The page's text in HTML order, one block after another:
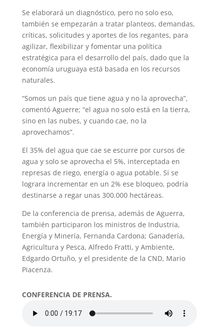
Se elaborará un diagnóstico, pero no solo eso,
también se empezarán a tratar planteos, demandas,
críticas, solicitudes y aportes de los regantes, para
agilizar, flexibilizar y fomentar una política
estratégica para el desarrollo del país, dado que la
economía uruguaya está basada en los recursos
naturales.
“Somos un país que tiene agua y no la aprovecha”,
comentó Aguerre; “el agua no solo está en la tierra,
sino en las nubes, y cuando cae, no la
aprovechamos”.
El 35% del agua que cae se escurre por cursos de
agua y solo se aprovecha el 5%, interceptada en
represas de riego, energía o agua potable. Si se
lograra incrementar en un 2% ese bloqueo, podría
destinarse a regar unas 300.000 hectáreas.
De la conferencia de prensa, además de Aguerra,
también participaron los ministros de Industria,
Energía y Minería, Fernanda Cardona; Ganadería,
Agricultura y Pesca, Alfredo Fratti, y Ambiente,
Edgardo Ortuño, y el presidente de la CND, Mario
Piacenza.
CONFERENCIA DE PRENSA.